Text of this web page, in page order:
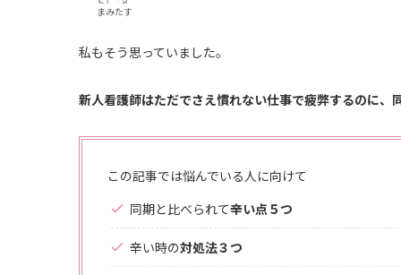
まみたす
私もそう思っていました。
新人看護師はただでさえ慣れない仕事で疲弊するのに、
この記事では悩んでいる人に向けて
同期と比べられて辛い点５つ
辛い時の対処法３つ